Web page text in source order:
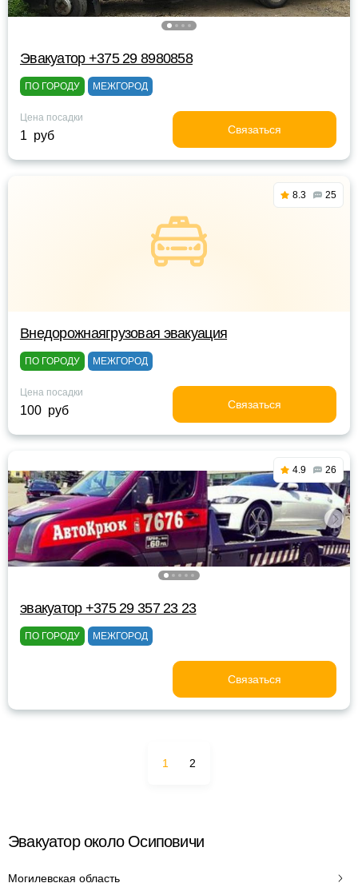
Эвакуатор +375 29 8980858
ПО ГОРОДУ МЕЖГОРОД
Цена посадки
1 руб Связаться
8.3 25
Внедорожнаягрузовая эвакуация
ПО ГОРОДУ МЕЖГОРОД
Цена посадки
100 руб Связаться
4.9 26
эвакуатор +375 29 357 23 23
ПО ГОРОДУ МЕЖГОРОД
Связаться
1 2
Эвакуатор около Осиповичи
Могилевская область